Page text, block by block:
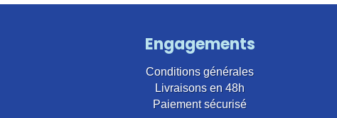
Engagements
Conditions générales
Livraisons en 48h
Paiement sécurisé